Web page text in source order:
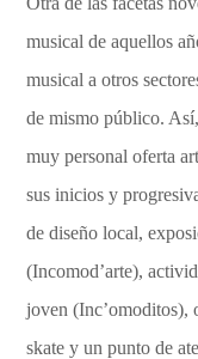
musical de aquellos
musical a otros
de mismo público.
muy personal oferta
sus inicios y
de diseño local,
(Incomod’arte),
joven (Inc’omoditos),
skate y un punto de